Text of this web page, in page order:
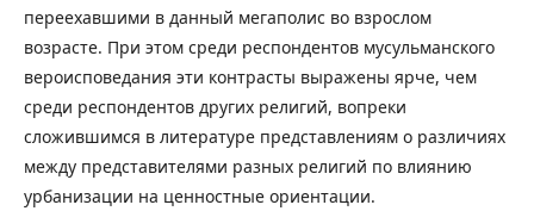
переехавшими в данный мегаполис во взрослом
возрасте. При этом среди респондентов мусульманского
вероисповедания эти контрасты выражены ярче, чем
среди респондентов других религий, вопреки
сложившимся в литературе представлениям о различиях
между представителями разных религий по влиянию
урбанизации на ценностные ориентации.